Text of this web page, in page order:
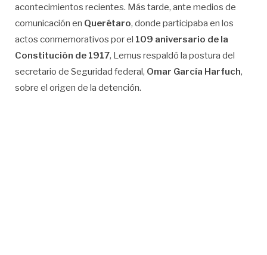
acontecimientos recientes. Más tarde, ante medios de
comunicación en Querétaro, donde participaba en los
actos conmemorativos por el 109 aniversario de la
Constitución de 1917, Lemus respaldó la postura del
secretario de Seguridad federal, Omar García Harfuch,
sobre el origen de la detención.